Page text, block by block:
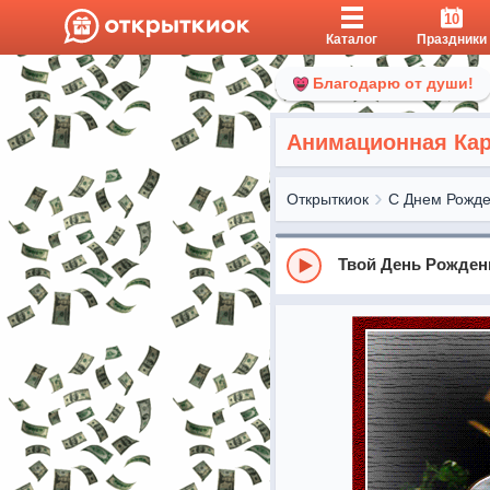
Каталог
10
Праздники
Благодарю от души!
Анимационная
Открыткиок С Днем
Твой День